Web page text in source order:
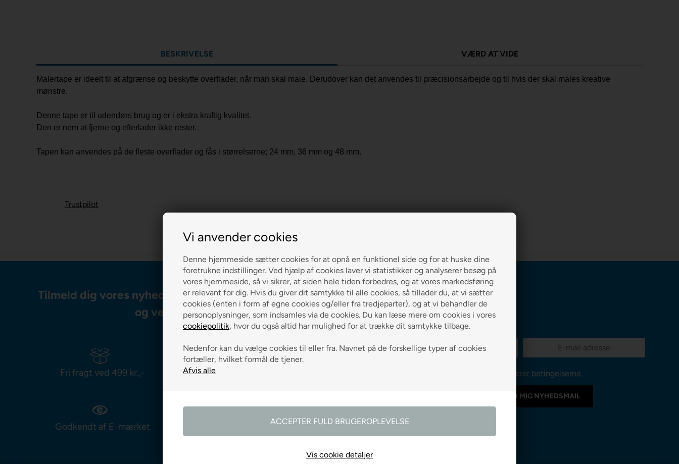
Vi anvender cookies
Denne hjemmeside sætter cookies for at opnå en funktionel side og for at huske dine
foretrukne indstillinger. Ved hjælp af cookies laver vi statistikker og analyserer besøg på
vores hjemmeside, så vi sikrer, at siden hele tiden forbedres, og at vores markedsføring
er relevant for dig. Hvis du giver dit samtykke til alle cookies, så tillader du, at vi sætter
cookies (enten i form af egne cookies og/eller fra tredjeparter), og at vi behandler de
personoplysninger, som indsamles via de cookies. Du kan læse mere om cookies i vores
cookiepolitik, hvor du også altid har mulighed for at trække dit samtykke tilbage.
Nedenfor kan du vælge cookies til eller fra. Navnet på de forskellige typer af cookies
fortæller, hvilket formål de tjener.
Vis cookie detaljer
BESKRIVELSE VÆRD AT VIDE
Malertape er ideelt til at afgrænse og beskytte overflader, når man skal male. Derudover kan det anvendes til præcisionsarbejde og til hvis der skal males kreative
mønstre.
Denne tape er til udendørs brug og er i ekstra kraftig kvalitet.
Den er nem at fjerne og efterlader ikke rester.
Tapen kan anvendes på de fleste overflader og fås i størrelserne; 24 mm, 36 mm og 48 mm.
Trustpilot
Tilmeld dig vores nyhedsbrev og modtag gode råd
og vejledning
Fri fragt ved 499 kr.,- Levering 0-3 hverdage
Godkendt af E-mærket Prismatch på alle varer
Jeg accepterer betingelserne